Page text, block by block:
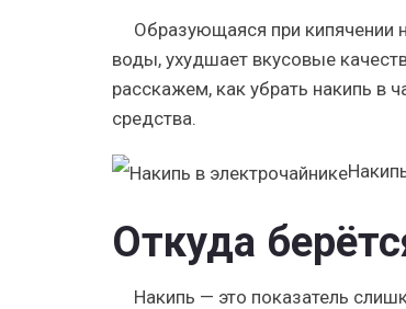
Образующаяся при кипячении
воды, ухудшает вкусовые
расскажем, как убрать накипь в
средства.
Откуда
Накипь — это показатель